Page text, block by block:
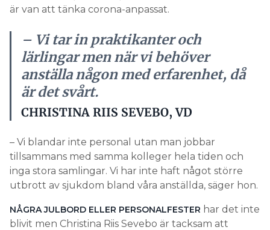
är van att tänka corona-anpassat.
– Vi tar in praktikanter och
lärlingar men när vi behöver
anställa någon med erfarenhet, då
är det svårt.
CHRISTINA RIIS SEVEBO, VD
– Vi blandar inte personal utan man jobbar
tillsammans med samma kolleger hela tiden och
inga stora samlingar. Vi har inte haft något större
utbrott av sjukdom bland våra anställda, säger hon.
NÅGRA JULBORD ELLER PERSONALFESTER har det inte
blivit men Christina Riis Sevebo är tacksam att